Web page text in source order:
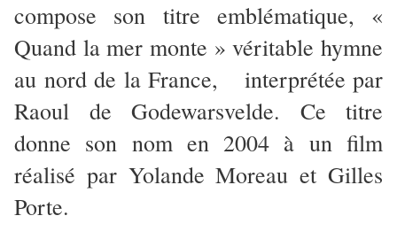
compose son titre emblématique, «
Quand la mer monte » véritable hymne
au nord de la France, interprétée par
Raoul de Godewarsvelde. Ce titre
donne son nom en 2004 à un film
réalisé par Yolande Moreau et Gilles
Porte.